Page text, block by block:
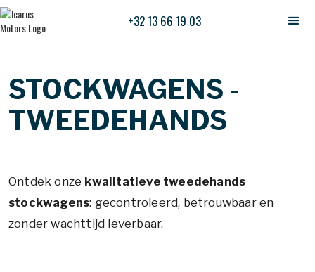
+32 13 66 19 03
STOCKWAGENS -
TWEEDEHANDS
Ontdek onze kwalitatieve tweedehands
stockwagens: gecontroleerd, betrouwbaar en
zonder wachttijd leverbaar.